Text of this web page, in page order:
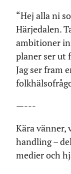
“Hej alla ni
Härjedalen.
ambitioner
planer ser ut
Jag ser fram
—---
Kära vänner,
handling –
medier och